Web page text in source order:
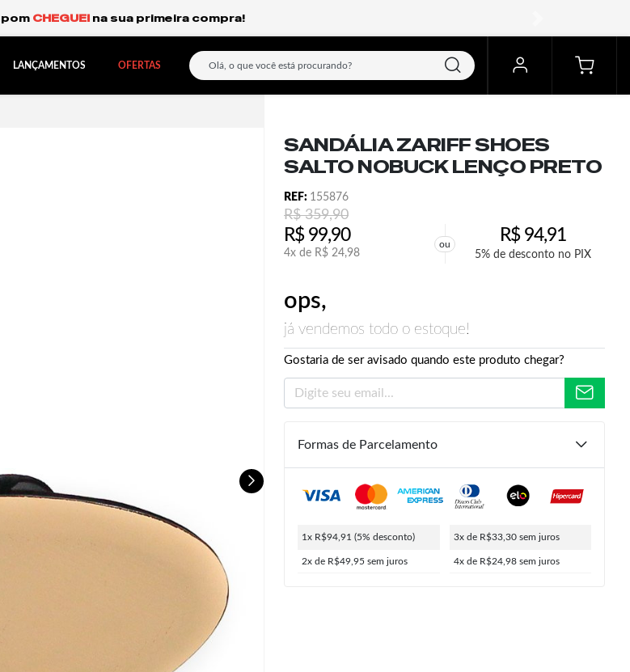
Expresso para o Sul e São Paulo.
LANÇAMENTOS OFERTAS
SANDÁLIA ZARIFF SHOES
SALTO NOBUCK LENÇO PRETO
REF: 155876
R$359,90
R$99,90
4x de R$ 24,98
ou R$94,91
5% de desconto no PIX
ops,
já vendemos todo o estoque!
Gostaria de ser avisado quando este produto chegar?
R$99,90 R$94,91
5% de desconto no PIX
Formas de Parcelamento
1x R$94,91 (5% desconto)
2x de R$49,95 sem juros
3x de R$33,30 sem juros
4x de R$24,98 sem juros